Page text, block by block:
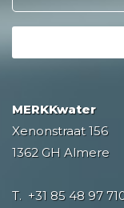
MERKKwater
Xenonstraat 156
1362 GH Almere
T. +31 85 48 97